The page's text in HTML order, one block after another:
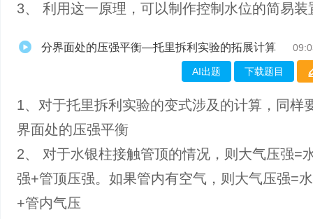
3、 利用这一原理，可以制作控制水位的简易装
分界面处的压强平衡—托里拆利实验的拓展计算
AI出题 下载题目
1、对于托里拆利实验的变式涉及的计算，同样
界面处的压强平衡
2、 对于水银柱接触管顶的情况，则大气压强=
强+管顶压强。如果管内有空气，则大气压强=
+管内气压